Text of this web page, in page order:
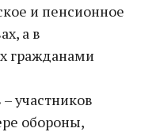
и пенсионное
а в
гражданами
участников
обороны,